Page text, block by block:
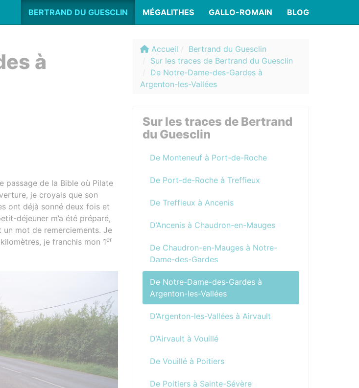
BERTRAND DU GUESCLIN MÉGALITHES GALLO-ROMAIN BLOG
à
passage de la Bible où Pilate
je croyais que son
ont déjà sonné deux fois et
déjeuner m’a été préparé,
mot de remerciements. Je
je franchis mon 1er
Accueil
Bertrand du Guesclin
Sur les traces de Bertrand du Guesclin
De Notre-Dame-des-Gardes à
Argenton-les-Vallées
Sur les traces de Bertrand
du Guesclin
De Monteneuf à Port-de-Roche
De Port-de-Roche à Treffieux
De Treffieux à Ancenis
D’Ancenis à Chaudron-en-Mauges
De Chaudron-en-Mauges à Notre-
Dame-des-Gardes
De Notre-Dame-des-Gardes à
Argenton-les-Vallées
D’Argenton-les-Vallées à Airvault
D’Airvault à Vouillé
De Vouillé à Poitiers
De Poitiers à Sainte-Sévère